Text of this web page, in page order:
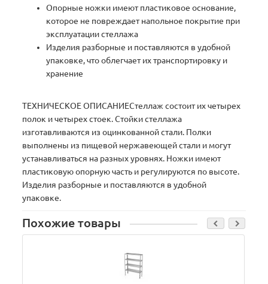
Опорные ножки имеют пластиковое основание,
которое не повреждает напольное покрытие при
эксплуатации стеллажа
Изделия разборные и поставляются в удобной
упаковке, что облегчает их транспортировку и
хранение
ТЕХНИЧЕСКОЕ ОПИСАНИЕСтеллаж состоит их четырех
полок и четырех стоек. Стойки стеллажа
изготавливаются из оцинкованной стали. Полки
выполнены из пищевой нержавеющей стали и могут
устанавливаться на разных уровнях. Ножки имеют
пластиковую опорную часть и регулируются по высоте.
Изделия разборные и поставляются в удобной
упаковке.
Похожие товары